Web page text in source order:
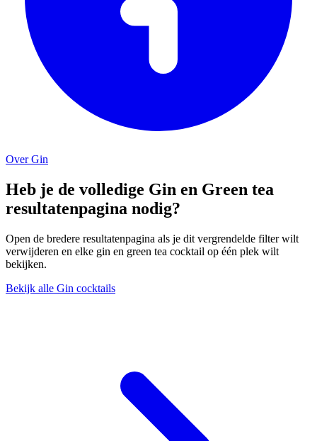
Over Gin
Heb je de volledige Gin en Green tea
resultatenpagina nodig?
Open de bredere resultatenpagina als je dit vergrendelde filter wilt
verwijderen en elke gin en green tea cocktail op één plek wilt
bekijken.
Bekijk alle Gin cocktails